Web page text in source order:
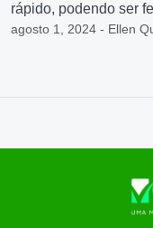
rápido, podendo ser
agosto 1, 2024 - Ellen